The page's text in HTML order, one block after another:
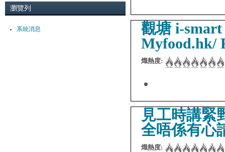
觀塘 i-
Myfood.hk/
熾熱度:
見工時講緊
全唔係有心
熾熱度:
瀏覽列
系統消息